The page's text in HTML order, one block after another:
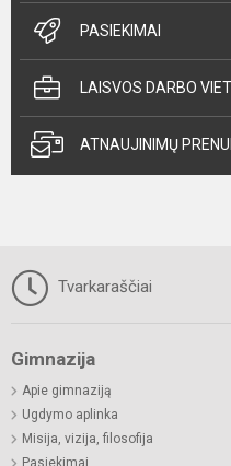
PASIEKIMAI
LAISVOS DARBO
ATNAUJINIMŲ
Tvarkaraščiai
Gimnazija
Apie gimnaziją
Ugdymo aplinka
Misija, vizija, filosofija
Pasiekimai